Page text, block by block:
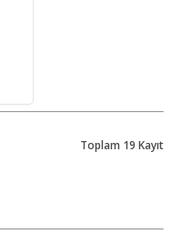
Toplam 19 Kayıt